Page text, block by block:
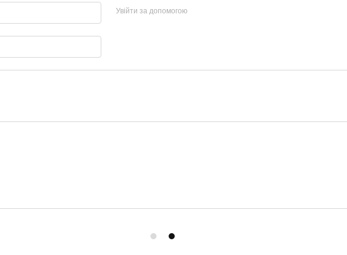
Увійти за допомогою